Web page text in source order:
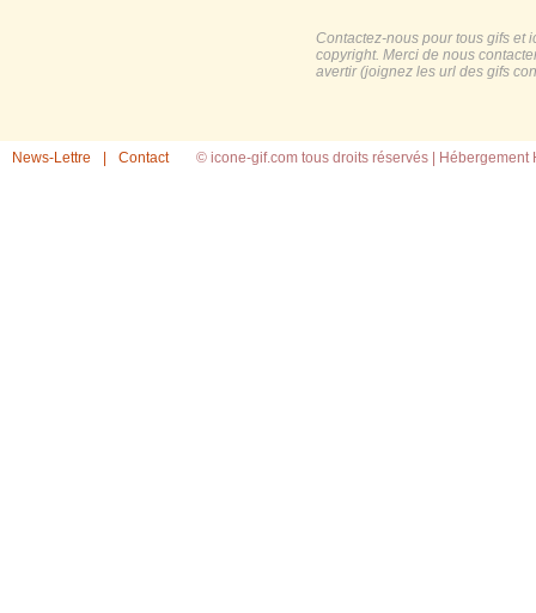
Contactez-nous pour tous gifs et
copyright. Merci de nous
avertir (joignez les url des gifs
News-Lettre Contact © icone-gif.com tous droits réservés | Hébergement